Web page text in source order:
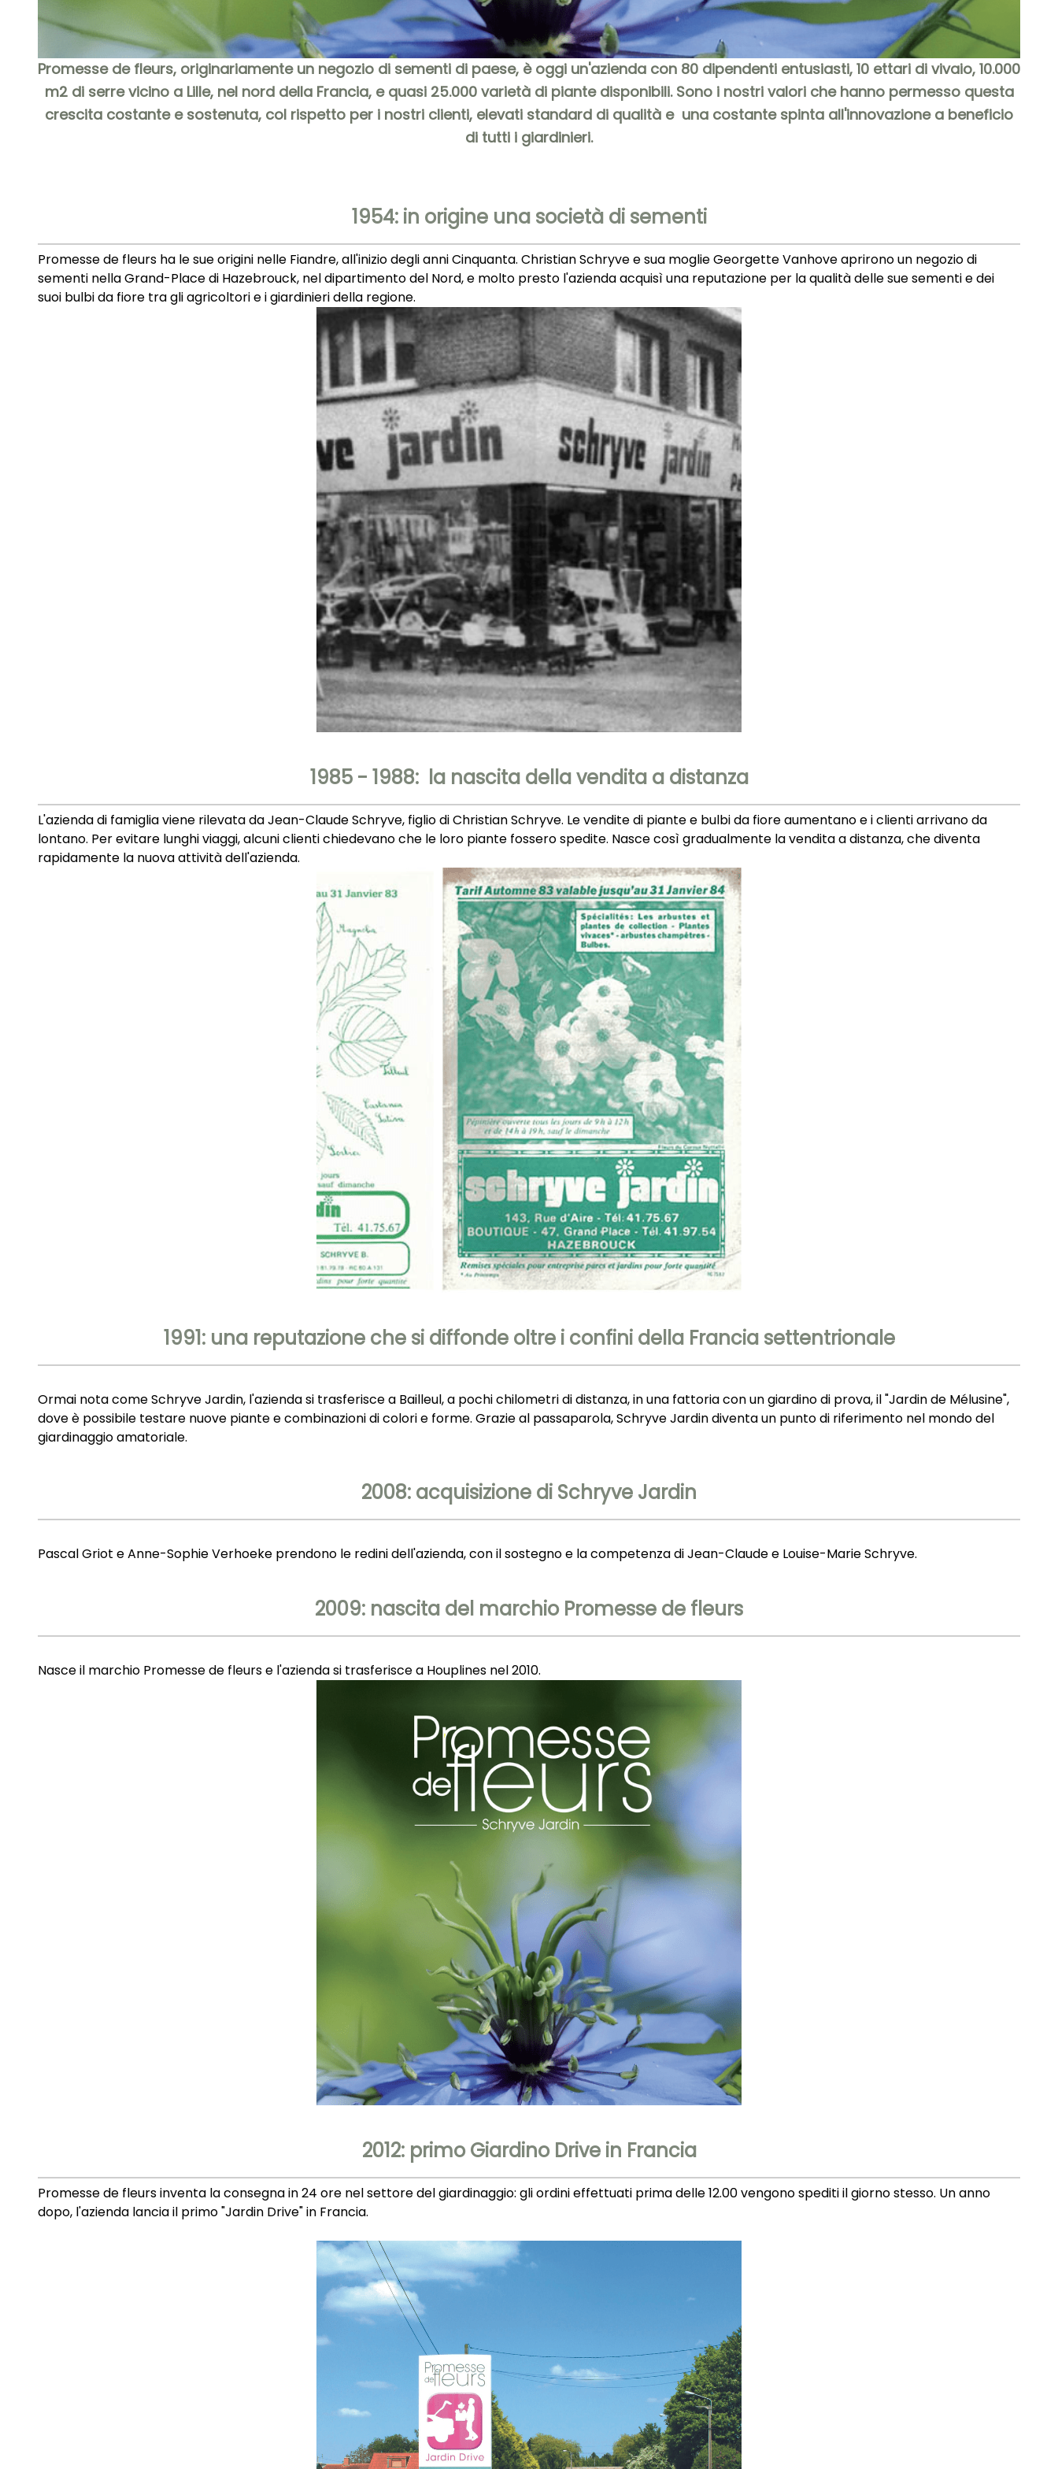
Promesse de fleurs, originariamente un negozio di sementi di paese, è oggi un'azienda con 80 dipendenti entusiasti, 10 ettari di vivaio, 10.000
m2 di serre vicino a Lille, nel nord della Francia, e quasi 25.000 varietà di piante disponibili. Sono i nostri valori che hanno permesso questa
crescita costante e sostenuta, col rispetto per i nostri clienti, elevati standard di qualità e una costante spinta all'innovazione a beneficio
di tutti i giardinieri.
1954: in origine una società di sementi
Promesse de fleurs ha le sue origini nelle Fiandre, all'inizio degli anni Cinquanta. Christian Schryve e sua moglie Georgette Vanhove aprirono un negozio di
sementi nella Grand-Place di Hazebrouck, nel dipartimento del Nord, e molto presto l'azienda acquisì una reputazione per la qualità delle sue sementi e dei
suoi bulbi da fiore tra gli agricoltori e i giardinieri della regione.
1985 - 1988: la nascita della vendita a distanza
L'azienda di famiglia viene rilevata da Jean-Claude Schryve, figlio di Christian Schryve. Le vendite di piante e bulbi da fiore aumentano e i clienti arrivano da
lontano. Per evitare lunghi viaggi, alcuni clienti chiedevano che le loro piante fossero spedite. Nasce così gradualmente la vendita a distanza, che diventa
rapidamente la nuova attività dell'azienda.
1991: una reputazione che si diffonde oltre i confini della Francia settentrionale
Ormai nota come Schryve Jardin, l'azienda si trasferisce a Bailleul, a pochi chilometri di distanza, in una fattoria con un giardino di prova, il "Jardin de Mélusine",
dove è possibile testare nuove piante e combinazioni di colori e forme. Grazie al passaparola, Schryve Jardin diventa un punto di riferimento nel mondo del
giardinaggio amatoriale.
2008: acquisizione di Schryve Jardin
Pascal Griot e Anne-Sophie Verhoeke prendono le redini dell'azienda, con il sostegno e la competenza di Jean-Claude e Louise-Marie Schryve.
2009: nascita del marchio Promesse de fleurs
Nasce il marchio Promesse de fleurs e l'azienda si trasferisce a Houplines nel 2010.
2012: primo Giardino Drive in Francia
Promesse de fleurs inventa la consegna in 24 ore nel settore del giardinaggio: gli ordini effettuati prima delle 12.00 vengono spediti il giorno stesso. Un anno
dopo, l'azienda lancia il primo "Jardin Drive" in Francia.